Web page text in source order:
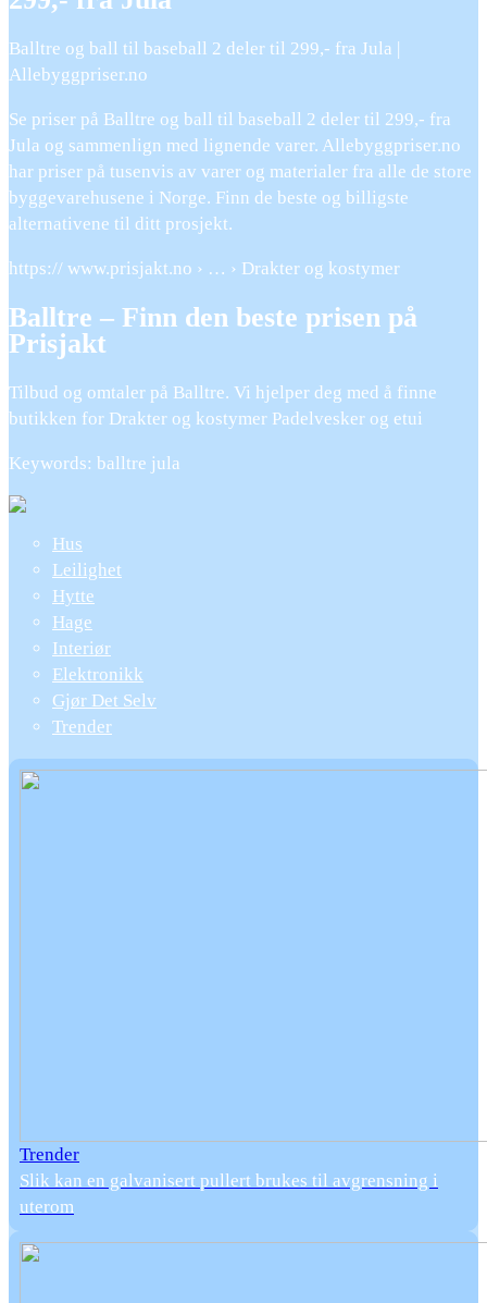
Balltre og ball til baseball 2 deler til 299,- fra Jula |
Allebyggpriser.no
Se priser på Balltre og ball til baseball 2 deler til 299,- fra
Jula og sammenlign med lignende varer. Allebyggpriser.no
har priser på tusenvis av varer og materialer fra alle de store
byggevarehusene i Norge. Finn de beste og billigste
alternativene til ditt prosjekt.
https:// www.prisjakt.no › … › Drakter og kostymer
Balltre – Finn den beste prisen på
Prisjakt
Tilbud og omtaler på Balltre. Vi hjelper deg med å finne
butikken for Drakter og kostymer Padelvesker og etui
Keywords: balltre jula
Hus
Leilighet
Hytte
Hage
Interiør
Elektronikk
Gjør Det Selv
Trender
Trender
Slik kan en galvanisert pullert brukes til avgrensning i
uterom